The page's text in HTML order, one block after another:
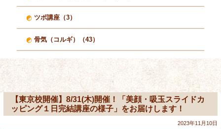
ツボ講座（3）
骨気（コルギ）（43）
【東京校開催】8/31(木)開催！「美顔・吸玉スライドカ
ッピング１日完結講座の様子」をお届けします！
2023年11月10日